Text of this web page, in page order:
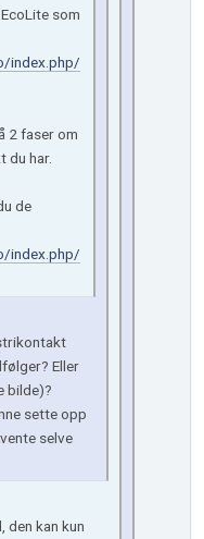
som
index.php/
2 faser om
du har.
de
index.php/
Eller
bilde)?
sette opp
selve
den kan kun